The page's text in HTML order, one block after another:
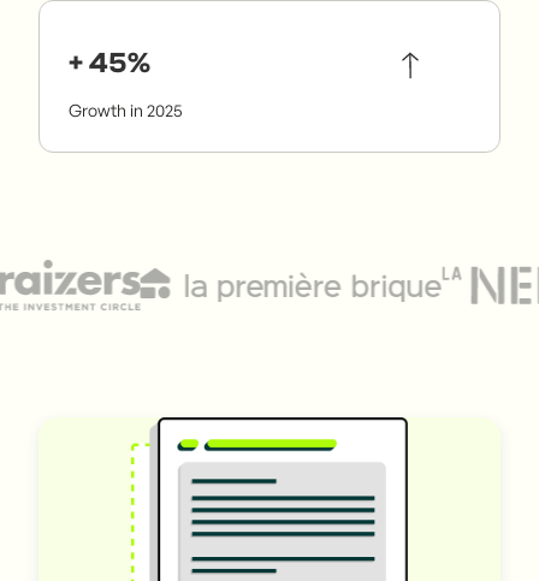
+ 45%
Growth in 2025